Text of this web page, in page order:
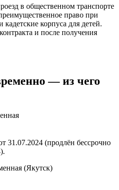
в общественном транспорте
право при
корпуса для детей.
и после получения
— из чего
31.07.2024 (продлён бессрочно
(Якутск)